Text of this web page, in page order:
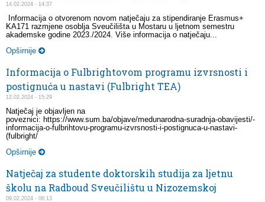
14.02.2024 - 14:37
Informacija o otvorenom novom natječaju za stipendiranje Erasmus+
KA171 razmjene osoblja Sveučilišta u Mostaru u ljetnom semestru
akademske godine 2023./2024. Više informacija o natječaju...
Opširnije
Informacija o Fulbrightovom programu izvrsnosti i
postignuća u nastavi (Fulbright TEA)
12.02.2024 - 15:29
Natječaj je objavljen na
poveznici: https://www.sum.ba/objave/medunarodna-suradnja-obavijesti/-
informacija-o-fulbrihtovu-programu-izvrsnosti-i-postignuca-u-nastavi-
(fulbright/
Opširnije
Natječaj za studente doktorskih studija za ljetnu
školu na Radboud Sveučilištu u Nizozemskoj
09.02.2024 - 06:13